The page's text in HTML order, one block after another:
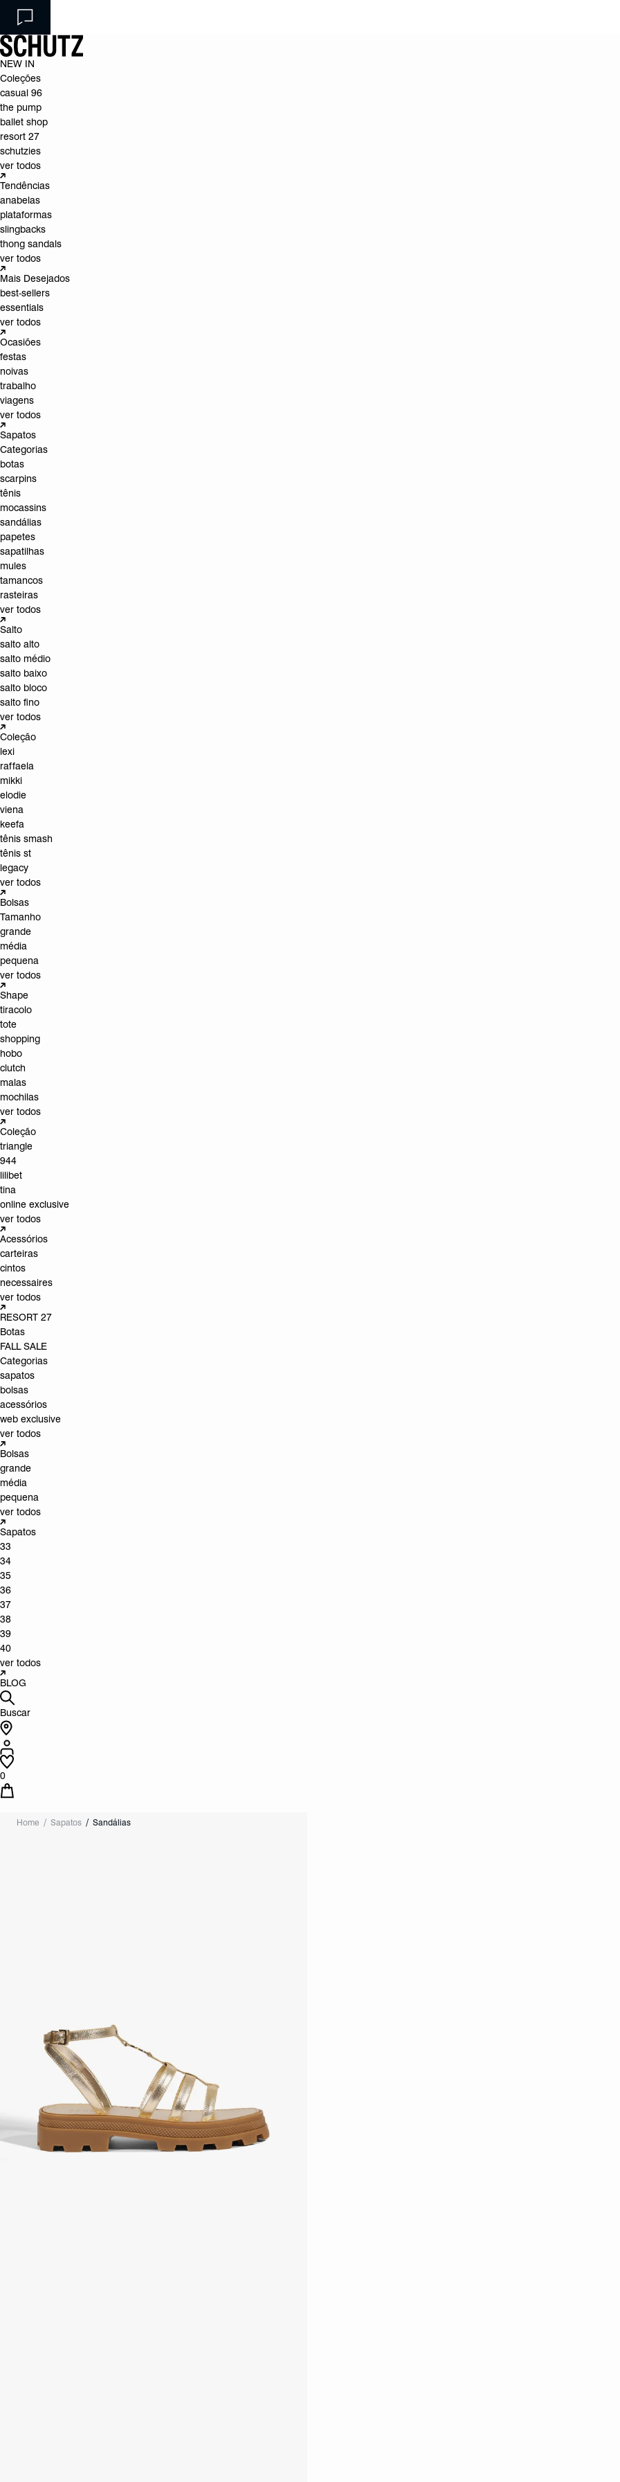
NEW IN
Coleções
casual 96
the pump
ballet shop
resort 27
schutzies
ver todos
Tendências
anabelas
plataformas
slingbacks
thong sandals
ver todos
Mais Desejados
best-sellers
essentials
ver todos
Ocasiões
festas
noivas
trabalho
viagens
ver todos
Sapatos
Categorias
botas
scarpins
tênis
mocassins
sandálias
papetes
sapatilhas
mules
tamancos
rasteiras
ver todos
Salto
salto alto
salto médio
salto baixo
salto bloco
salto fino
ver todos
Coleção
lexi
raffaela
mikki
elodie
viena
keefa
tênis smash
tênis st
legacy
ver todos
Bolsas
Tamanho
grande
média
pequena
ver todos
Shape
tiracolo
tote
shopping
hobo
clutch
malas
mochilas
ver todos
Coleção
triangle
944
lilibet
tina
online exclusive
ver todos
Acessórios
carteiras
cintos
necessaires
ver todos
RESORT 27
Botas
FALL SALE
Categorias
sapatos
bolsas
acessórios
web exclusive
ver todos
Bolsas
grande
média
pequena
ver todos
Sapatos
33
34
35
36
37
38
39
40
ver todos
BLOG
Buscar
0
Home Sapatos Sandálias